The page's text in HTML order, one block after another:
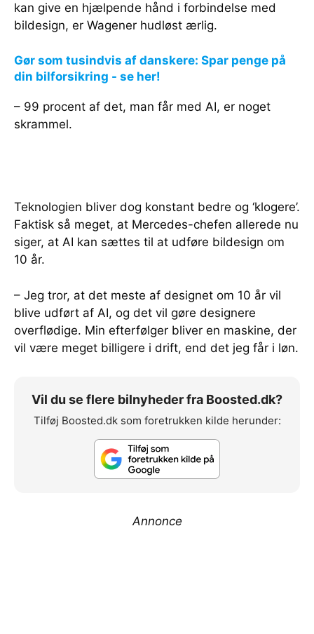
kan give en hjælpende hånd i forbindelse med
bildesign, er Wagener hudløst ærlig.
Gør som tusindvis af danskere: Spar penge på
din bilforsikring - se her!
– 99 procent af det, man får med AI, er noget
skrammel.
Teknologien bliver dog konstant bedre og ‘klogere’.
Faktisk så meget, at Mercedes-chefen allerede nu
siger, at AI kan sættes til at udføre bildesign om
10 år.
– Jeg tror, at det meste af designet om 10 år vil
blive udført af AI, og det vil gøre designere
overflødige. Min efterfølger bliver en maskine, der
vil være meget billigere i drift, end det jeg får i løn.
Vil du se flere bilnyheder fra Boosted.dk?
Tilføj Boosted.dk som foretrukken kilde herunder:
Annonce